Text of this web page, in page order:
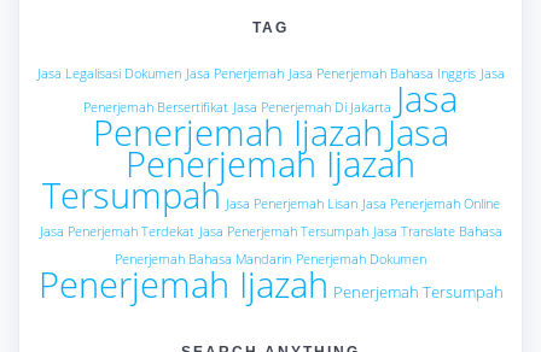
TAG
Jasa Legalisasi Dokumen Jasa Penerjemah Jasa Penerjemah Bahasa Inggris Jasa
Penerjemah Bersertifikat Jasa Penerjemah Di Jakarta Jasa
Penerjemah Ijazah Jasa
Penerjemah Ijazah
Tersumpah Jasa Penerjemah Lisan Jasa Penerjemah Online
Jasa Penerjemah Terdekat Jasa Penerjemah Tersumpah Jasa Translate Bahasa
Penerjemah Bahasa Mandarin Penerjemah Dokumen
Penerjemah Ijazah Penerjemah Tersumpah